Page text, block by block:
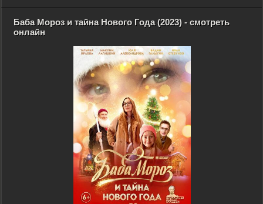
Баба Мороз и тайна Нового Года (2023) - смотреть
онлайн